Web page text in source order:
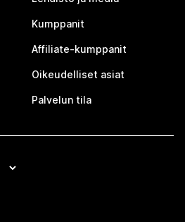
Kumppanit
Affiliate-kumppanit
Oikeudelliset asiat
Palvelun tila